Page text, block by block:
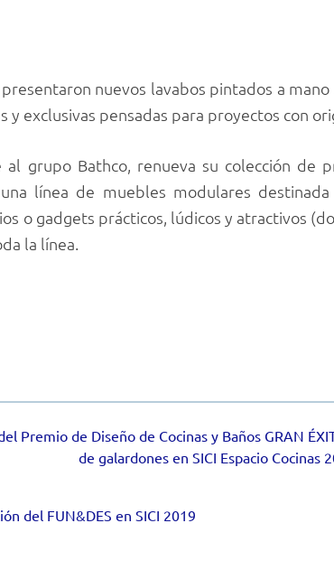
nuevos lavabos pintados a mano
y exclusivas pensadas para proyectos con
al grupo Bathco, renueva su colección
línea de muebles modulares
o gadgets prácticos, lúdicos y atractivos
la línea.
Premio de Diseño de Cocinas y Baños GRAN
de galardones en SICI Espacio Cocinas
del FUN&DES en SICI 2019